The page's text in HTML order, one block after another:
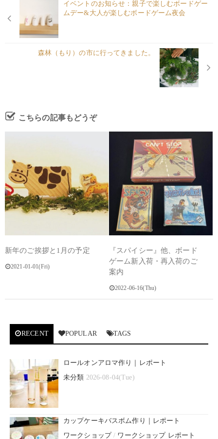
イベントのお知らせ：親子で楽しむボードゲー
ムデー&大人が楽しむボードゲーム夜会
森林（もり）の市に行ってきました。
こちらの記事もどうぞ
新年のご挨拶と1月の予定
2021-01-01(Fri)
『スパイシー』他、ボード
ゲーム新入荷・再入荷のご
案内
2022-06-16(Thu)
RECENT POPULAR TAGS
ロールオンアロマ作り｜レポート
未分類 2026-08-04(Tue)
カップケーキバスボム作り｜レポート
ワークショップ/ ワークショップ レポート